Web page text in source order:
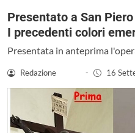
Presentato a San
I precedenti colori
Presentata in anteprima
Redazione - 16